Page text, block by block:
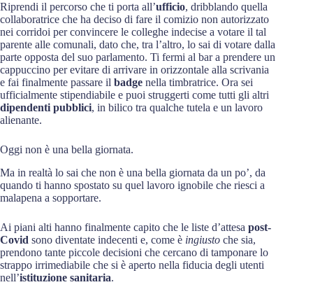
Riprendi il percorso che ti porta all’ufficio, dribblando quella
collaboratrice che ha deciso di fare il comizio non autorizzato
nei corridoi per convincere le colleghe indecise a votare il tal
parente alle comunali, dato che, tra l’altro, lo sai di votare dalla
parte opposta del suo parlamento. Ti fermi al bar a prendere un
cappuccino per evitare di arrivare in orizzontale alla scrivania
e fai finalmente passare il badge nella timbratrice. Ora sei
ufficialmente stipendiabile e puoi struggerti come tutti gli altri
dipendenti pubblici, in bilico tra qualche tutela e un lavoro
alienante.
Oggi non è una bella giornata.
Ma in realtà lo sai che non è una bella giornata da un po’, da
quando ti hanno spostato su quel lavoro ignobile che riesci a
malapena a sopportare.
Ai piani alti hanno finalmente capito che le liste d’attesa post-
Covid sono diventate indecenti e, come è ingiusto che sia,
prendono tante piccole decisioni che cercano di tamponare lo
strappo irrimediabile che si è aperto nella fiducia degli utenti
nell’istituzione sanitaria.